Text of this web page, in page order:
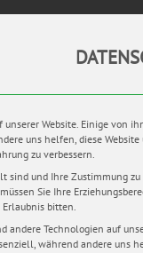
Brautfrisur,Brautkleit,
durfte ich die Hochzeit
UNESCO-Welterbe
ist ein
unserer Website. Einige von
uns helfen, diese Website
zu verbessern.
sind und Ihre Zustimmung
Sie Ihre
Erlaubnis bitten.
andere Technologien auf
während andere uns